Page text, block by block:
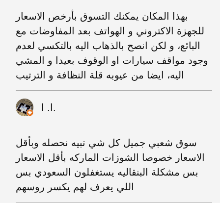
بهذا المكان يمكنك التسوق بأرخص الاسعار
للجهزة الاكتروني و الهواتف بعد المفاوضات مع
البائع، و لكن انصح بالذهاب اليه بالتكسي لعدم
وجود مواقف سيارات او الوقوف بعيدا و المشي
اليه، ايضا من عيوبه قلة النظافة و الترتيب
ا. ا.
سوق شعبي جميل كل شي تبيه نحصله وبأقل
الاسعار خصوصا الشوزات الماركه بأقل الاسعار
بس مشكلة البنقاليه يستغفلون السعودي بس
اللي يعرف لهم يكسر روسهم